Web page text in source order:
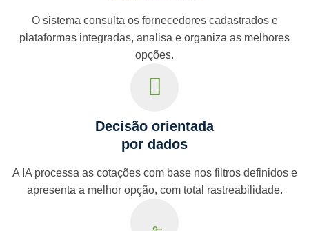
O sistema consulta os fornecedores cadastrados e
plataformas integradas, analisa e organiza as melhores
opções.
Decisão orientada
por dados
A IA processa as cotações com base nos filtros definidos e
apresenta a melhor opção, com total rastreabilidade.